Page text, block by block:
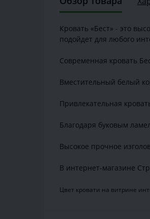
Кровать «Бест» - это
подойдет для любого
Современная кровать
Вместительный белый
Привлекательная
Благодаря буковым
Высокое прочное
В интернет-магазине
Цвет кровати на витрине